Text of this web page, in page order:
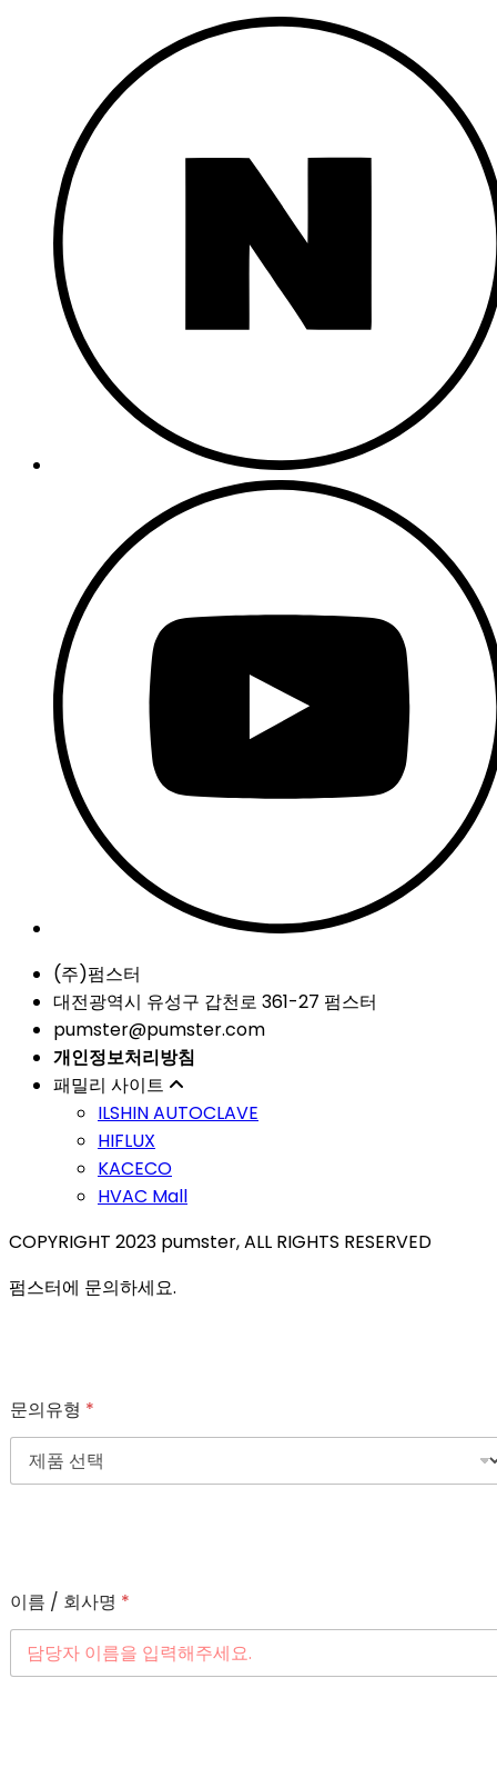
(주)펌스터
대전광역시 유성구 갑천로 361-27 펌스터
pumster@pumster.com
개인정보처리방침
패밀리 사이트
ILSHIN AUTOCLAVE
HIFLUX
KACECO
HVAC Mall
COPYRIGHT 2023 pumster, ALL RIGHTS RESERVED
펌스터에 문의하세요.
문의유형 *
이름 / 회사명 *